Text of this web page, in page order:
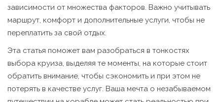
зависимости от множества факторов. Важно учитывать
маршрут, комфорт и дополнительные услуги, чтобы не
переплатить за свой отдых.
Эта статья поможет вам разобраться в тонкостях
выбора круиза, выделяя те моменты, на которые стоит
обратить внимание, чтобы сэкономить и при этом не
потерять в качестве услуг. Ваша мечта о незабываемом